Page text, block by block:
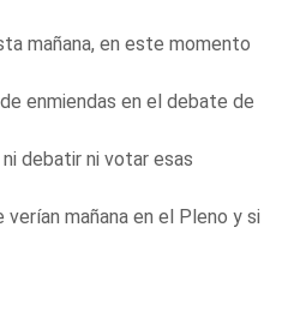
mañana, en este momento
enmiendas en el debate de
debatir ni votar esas
mañana en el Pleno y si